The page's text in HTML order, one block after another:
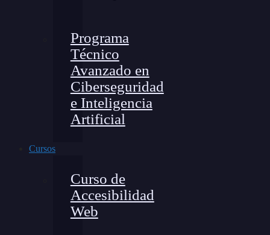
Programa
Técnico
Avanzado en
Ciberseguridad
e Inteligencia
Artificial
Cursos
Curso de
Accesibilidad
Web